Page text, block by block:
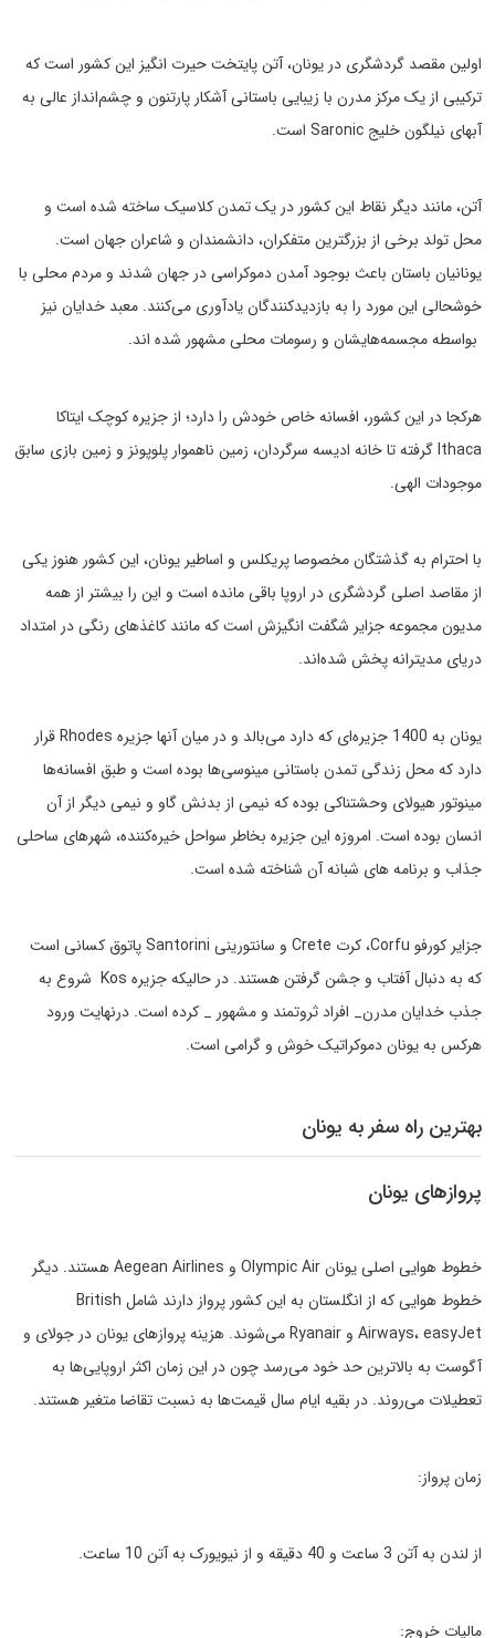
اولین مقصد گردشگری در یونان، آتن پایتخت حیرت انگیز این کشور است که
ترکیبی از یک مرکز مدرن با زیبایی باستانی آشکار پارتنون و چشم‌انداز عالی به
آبهای نیلگون خلیج Saronic است.
آتن، مانند دیگر نقاط این کشور در یک تمدن کلاسیک ساخته شده است و
محل تولد برخی از بزرگترین متفکران، دانشمندان و شاعران جهان است.
یونانیان باستان باعث بوجود آمدن دموکراسی در جهان شدند و مردم محلی با
خوشحالی این مورد را به بازدیدکنندگان یادآوری می‌کنند. معبد خدایان نیز
بواسطه مجسمه‌هایشان و رسومات محلی مشهور شده اند.
هرکجا در این کشور، افسانه خاص خودش را دارد؛ از جزیره کوچک ایتاکا
Ithaca گرفته تا خانه ادیسه سرگردان، زمین ناهموار پلوپونز و زمین بازی سابق
موجودات الهی.
با احترام به گذشتگان مخصوصا پریکلس و اساطیر یونان، این کشور هنوز یکی
از مقاصد اصلی گردشگری در اروپا باقی مانده است و این را بیشتر از همه
مدیون مجموعه جزایر شگفت انگیزش است که مانند کاغذهای رنگی در امتداد
دریای مدیترانه پخش شده‌اند.
یونان به 1400 جزیره‌ای که دارد می‌بالد و در میان آنها جزیره Rhodes قرار
دارد که محل زندگی تمدن باستانی مینوسی‌ها بوده است و طبق افسانه‌ها
مینوتور هیولای وحشتناکی بوده که نیمی از بدنش گاو و نیمی دیگر از آن
انسان بوده است. امروزه این جزیره بخاطر سواحل خیره‌کننده، شهرهای ساحلی
جذاب و برنامه های شبانه آن شناخته شده است.
جزایر کورفو Corfu، کرت Crete و سانتورینی Santorini پاتوق کسانی است
که به دنبال آفتاب و جشن گرفتن هستند. در حالیکه جزیره Kos شروع به
جذب خدایان مدرن_ افراد ثروتمند و مشهور _ کرده است. درنهایت ورود
هرکس به یونان دموکراتیک خوش و گرامی است.
بهترین راه سفر به یونان
پروازهای یونان
خطوط هوایی اصلی یونان Olympic Air و Aegean Airlines هستند. دیگر
خطوط هوایی که از انگلستان به این کشور پرواز دارند شامل British
Airways، easyJet و Ryanair می‌شوند. هزینه پروازهای یونان در جولای و
آگوست به بالاترین حد خود می‌رسد چون در این زمان اکثر اروپایی‌ها به
تعطیلات می‌روند. در بقیه ایام سال قیمت‌ها به نسبت تقاضا متغیر هستند.
زمان پرواز:
از لندن به آتن 3 ساعت و 40 دقیقه و از نیویورک به آتن 10 ساعت.
مالیات خروج: